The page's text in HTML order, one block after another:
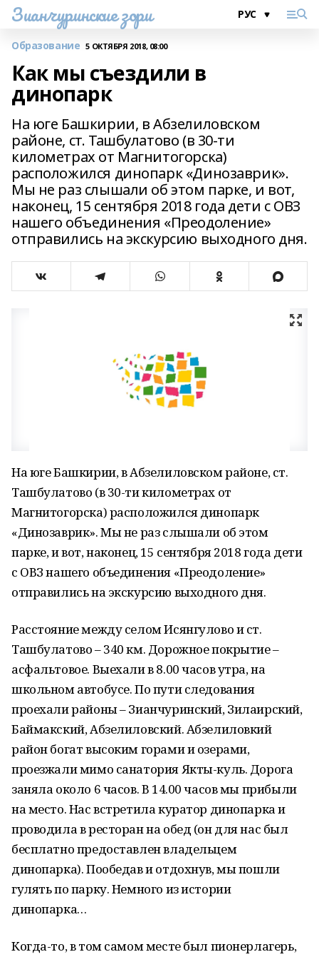
Зианчуринские зори
Образование 5 ОКТЯБРЯ 2018, 08:00
Как мы съездили в
динопарк
На юге Башкирии, в Абзелиловском
районе, ст. Ташбулатово (в 30-ти
километрах от Магнитогорска)
расположился динопарк «Динозаврик».
Мы не раз слышали об этом парке, и вот,
наконец, 15 сентября 2018 года дети с ОВЗ
нашего объединения «Преодоление»
отправились на экскурсию выходного дня.
На юге Башкирии, в Абзелиловском районе, ст.
Ташбулатово (в 30-ти километрах от
Магнитогорска) расположился динопарк
«Динозаврик». Мы не раз слышали об этом
парке, и вот, наконец, 15 сентября 2018 года дети
с ОВЗ нашего объединения «Преодоление»
отправились на экскурсию выходного дня.
Расстояние между селом Исянгулово и ст.
Ташбулатово – 340 км. Дорожное покрытие –
асфальтовое. Выехали в 8.00 часов утра, на
школьном автобусе. По пути следования
проехали районы – Зианчуринский, Зилаирский,
Баймакский, Абзелиловский. Абзелиловкий
район богат высоким горами и озерами,
проезжали мимо санатория Якты-куль. Дорога
заняла около 6 часов. В 14.00 часов мы прибыли
на место. Нас встретила куратор динопарка и
проводила в ресторан на обед (он для нас был
бесплатно предоставлен владельцем
динопарка). Пообедав и отдохнув, мы пошли
гулять по парку. Немного из истории
динопарка…
Когда-то, в том самом месте был пионерлагерь,